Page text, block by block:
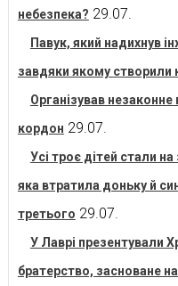
небезпека? 29.07.
Павук, який надихнув
завдяки якому створили
Організував
кордон 29.07.
Усі троє дітей стали на
яка втратила доньку й
третього 29.07.
У Лаврі презентували
братерство, засноване